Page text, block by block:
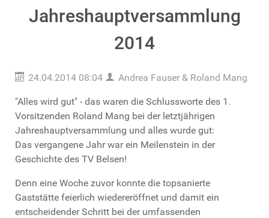
Jahreshauptversammlung
2014
24.04.2014 08:04 Andrea Fauser & Roland Mang
"Alles wird gut" - das waren die Schlussworte des 1.
Vorsitzenden Roland Mang bei der letztjährigen
Jahreshauptversammlung und alles wurde gut:
Das vergangene Jahr war ein Meilenstein in der
Geschichte des TV Belsen!
Denn eine Woche zuvor konnte die topsanierte
Gaststätte feierlich wiedereröffnet und damit ein
entscheidender Schritt bei der umfassenden